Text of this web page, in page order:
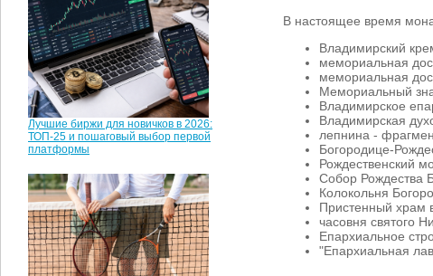
Лучшие биржи для новичков в 2026:
ТОП-25 и пошаговый выбор первой
платформы
В настоящее время
Владимирский
мемориальная
мемориальная
Мемориальный
Владимирское
Владимирская
лепнина -
Богородице-
Рождественский
Собор Рождества
Колокольня
Пристенный храм
часовня святого
Епархиальное
"Епархиальная